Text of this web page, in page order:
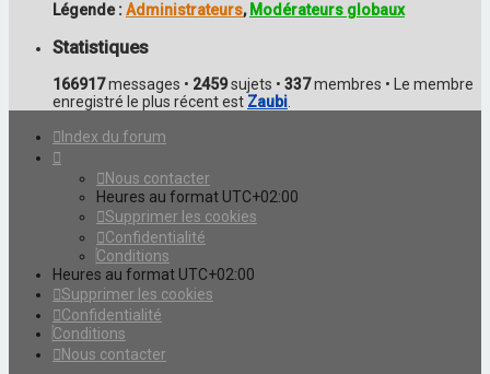
Légende :Administrateurs, Modérateurs globaux
Statistiques
166917messages • 2459sujets • 337membres • Le membre
enregistré le plus récent est Zaubi
Index du forum
Nous contacter
Heures au format UTC+02:00
Supprimer les cookies
Confidentialité
Conditions
Heures au format UTC+02:00
Supprimer les cookies
Confidentialité
Conditions
Nous contacter